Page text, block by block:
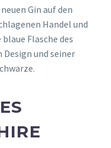
Gin auf den
Handel und
Flasche des
und seiner